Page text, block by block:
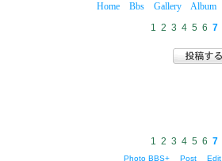
Home Bbs Gallery Album
1 2 3 4 5 6 7
1 2 3 4 5 6 7
Photo BBS+ Post Edit